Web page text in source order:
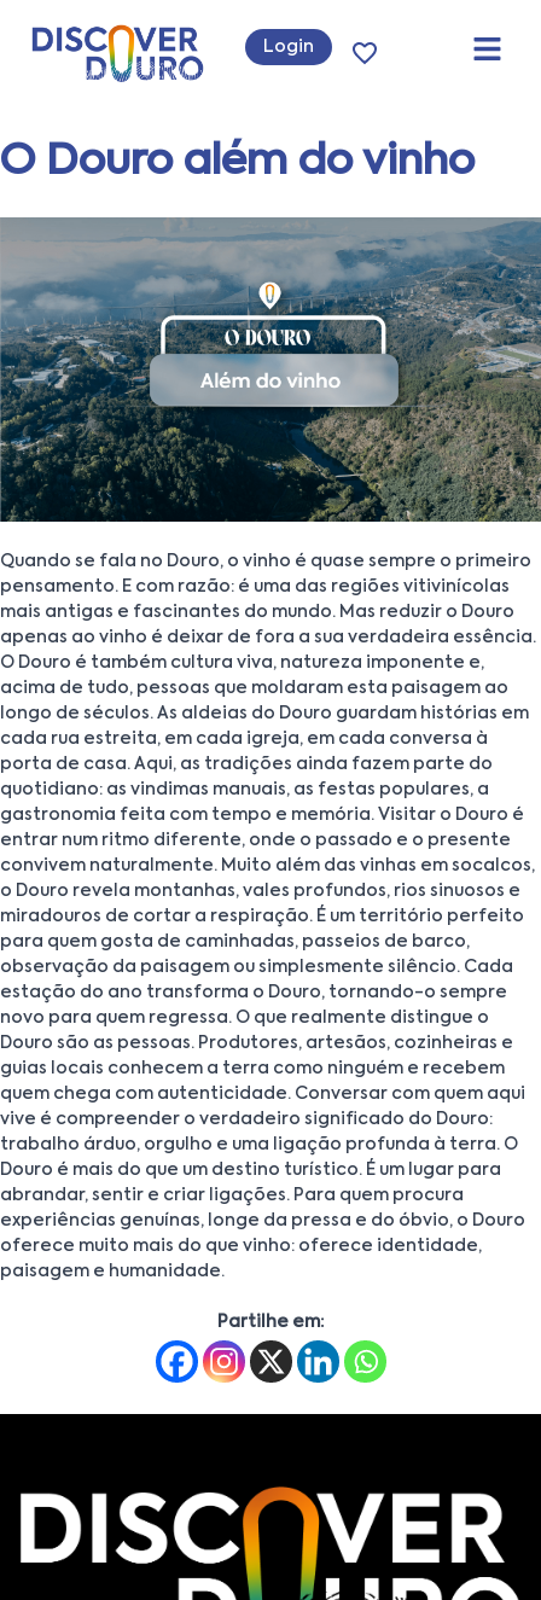
Login
O Douro além do vinho
Quando se fala no Douro, o vinho é quase sempre o primeiro
pensamento. E com razão: é uma das regiões vitivinícolas
mais antigas e fascinantes do mundo. Mas reduzir o Douro
apenas ao vinho é deixar de fora a sua verdadeira essência.
O Douro é também cultura viva, natureza imponente e,
acima de tudo, pessoas que moldaram esta paisagem ao
longo de séculos. As aldeias do Douro guardam histórias em
cada rua estreita, em cada igreja, em cada conversa à
porta de casa. Aqui, as tradições ainda fazem parte do
quotidiano: as vindimas manuais, as festas populares, a
gastronomia feita com tempo e memória. Visitar o Douro é
entrar num ritmo diferente, onde o passado e o presente
convivem naturalmente. Muito além das vinhas em socalcos,
o Douro revela montanhas, vales profundos, rios sinuosos e
miradouros de cortar a respiração. É um território perfeito
para quem gosta de caminhadas, passeios de barco,
observação da paisagem ou simplesmente silêncio. Cada
estação do ano transforma o Douro, tornando-o sempre
novo para quem regressa. O que realmente distingue o
Douro são as pessoas. Produtores, artesãos, cozinheiras e
guias locais conhecem a terra como ninguém e recebem
quem chega com autenticidade. Conversar com quem aqui
vive é compreender o verdadeiro significado do Douro:
trabalho árduo, orgulho e uma ligação profunda à terra. O
Douro é mais do que um destino turístico. É um lugar para
abrandar, sentir e criar ligações. Para quem procura
experiências genuínas, longe da pressa e do óbvio, o Douro
oferece muito mais do que vinho: oferece identidade,
paisagem e humanidade.
Partilhe em: